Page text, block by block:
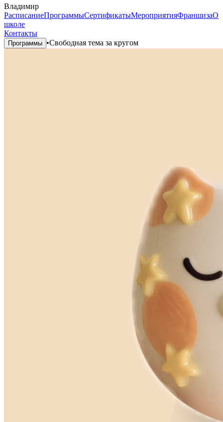
Владимир
РасписаниеПрограммыСертификатыМероприятияФраншизаО
школе
Контакты
Программы •Свободная тема за кругом